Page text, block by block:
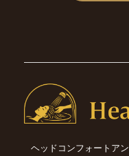
ヘッドコンフォートアン